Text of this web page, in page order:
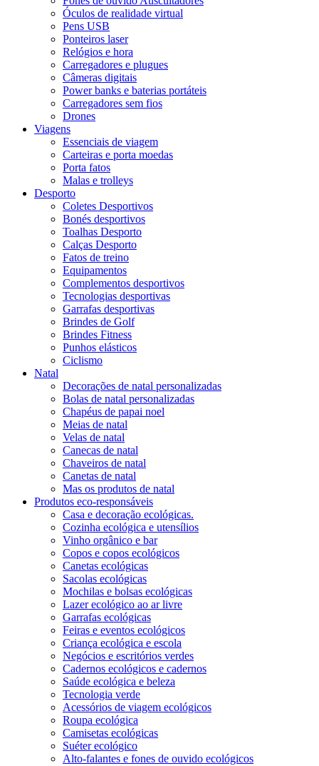
Óculos de realidade virtual
Pens USB
Ponteiros laser
Relógios e hora
Carregadores e plugues
Câmeras digitais
Power banks e baterias portáteis
Carregadores sem fios
Drones
Viagens
Essenciais de viagem
Carteiras e porta moedas
Porta fatos
Malas e trolleys
Desporto
Coletes Desportivos
Bonés desportivos
Toalhas Desporto
Calças Desporto
Fatos de treino
Equipamentos
Complementos desportivos
Tecnologias desportivas
Garrafas desportivas
Brindes de Golf
Brindes Fitness
Punhos elásticos
Ciclismo
Natal
Decorações de natal personalizadas
Bolas de natal personalizadas
Chapéus de papai noel
Meias de natal
Velas de natal
Canecas de natal
Chaveiros de natal
Canetas de natal
Mas os produtos de natal
Produtos eco-responsáveis
Casa e decoração ecológicas.
Cozinha ecológica e utensílios
Vinho orgânico e bar
Copos e copos ecológicos
Canetas ecológicas
Sacolas ecológicas
Mochilas e bolsas ecológicas
Lazer ecológico ao ar livre
Garrafas ecológicas
Feiras e eventos ecológicos
Criança ecológica e escola
Negócios e escritórios verdes
Cadernos ecológicos e cadernos
Saúde ecológica e beleza
Tecnologia verde
Acessórios de viagem ecológicos
Roupa ecológica
Camisetas ecológicas
Suéter ecológico
Alto-falantes e fones de ouvido ecológicos